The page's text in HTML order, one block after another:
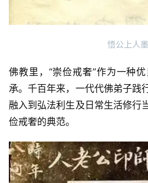
悟公上人
佛教里，“崇俭戒奢”作为一种
承。千百年来，一代代佛弟子践
融入到弘法利生及日常生活修行
俭戒奢的典范。